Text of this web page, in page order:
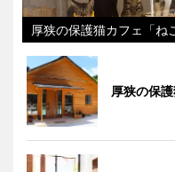
厚狭の保護猫カフェ「ね
厚狭の保